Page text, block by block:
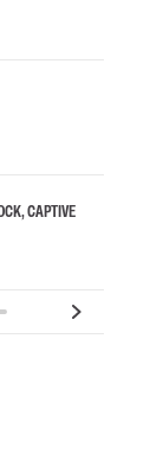
CAPTIVE